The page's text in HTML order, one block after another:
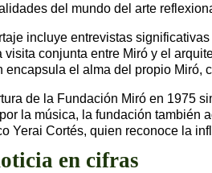
del mundo del arte
incluye entrevistas
visita conjunta entre Miró y el
encapsula el alma del propio Miró,
de la Fundación Miró en 1975
la música, la fundación también
Yerai Cortés, quien reconoce la
en cifras